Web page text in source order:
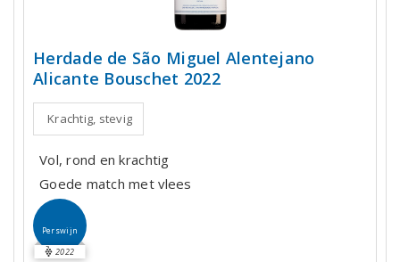
Herdade de São Miguel Alentejano
Alicante Bouschet 2022
Krachtig, stevig
Vol, rond en krachtig
Goede match met vlees
Perswijn
2022